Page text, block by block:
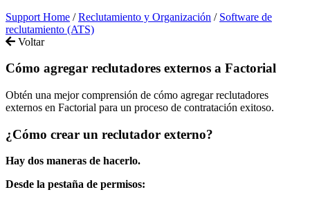
Support Home / Reclutamiento y Organización / Software de
reclutamiento (ATS)
Voltar
Cómo agregar reclutadores externos a Factorial
Obtén una mejor comprensión de cómo agregar reclutadores
externos en Factorial para un proceso de contratación exitoso.
¿Cómo crear un reclutador externo?
Hay dos maneras de hacerlo.
Desde la pestaña de permisos: